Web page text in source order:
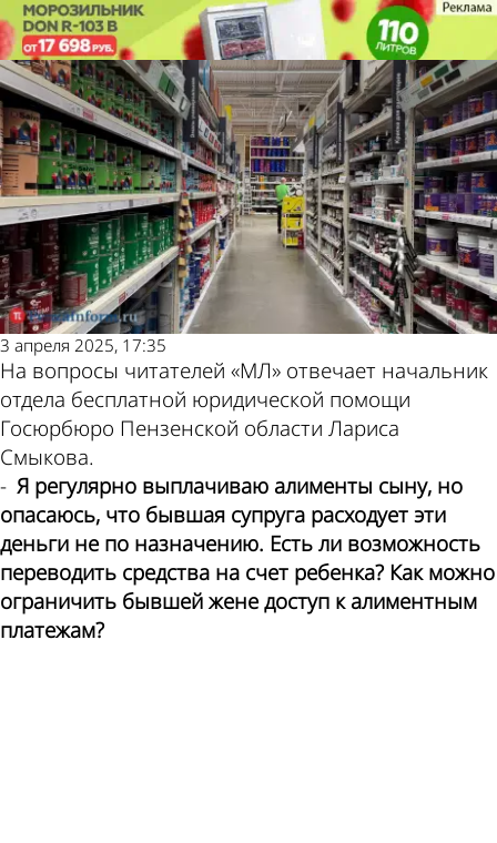
Как вернуть товар в интернет-
магазин
Молодой
ленинец
3 апреля 2025, 17:35
На вопросы читателей «МЛ» отвечает начальник
отдела бесплатной юридической помощи
Госюрбюро Пензенской области Лариса
Смыкова.
- Я регулярно выплачиваю алименты сыну, но
опасаюсь, что бывшая супруга расходует эти
деньги не по назначению. Есть ли возможность
переводить средства на счет ребенка? Как можно
ограничить бывшей жене доступ к алиментным
платежам?
Как вернуть товар в интернет-
магазин
Молодой
ленинец
Также
пишет
и
курсы